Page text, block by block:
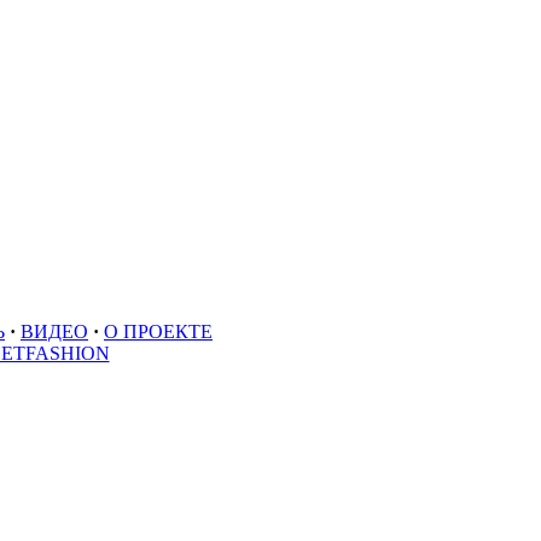
· ВИДЕО · О ПРОЕКТЕ